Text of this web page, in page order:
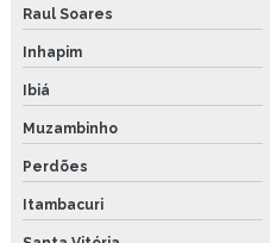
Raul Soares
Inhapim
Ibiá
Muzambinho
Perdões
Itambacuri